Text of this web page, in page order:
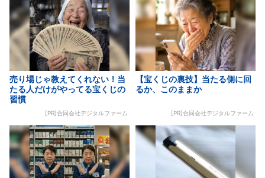
売り場じゃ教えてくれない！当
たる人だけがやってる宝くじの
習慣
[PR]合同会社デジタルファーム
【宝くじの裏技】当たる側に回
るか、このままか
[PR]合同会社デジタルファーム